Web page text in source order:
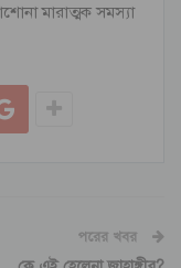
মারাত্মক সমস্যা
পরের খবর